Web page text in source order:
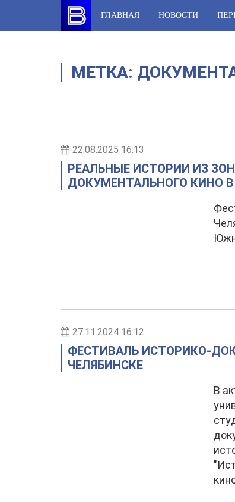
content
ГЛАВНАЯ НОВОСТИ
МЕТКА:
22.08.2025 16:13
РЕАЛЬНЫЕ ИСТОРИИ ИЗ
ДОКУМЕНТАЛЬНОГО КИНО
27.11.2024 16:12
ФЕСТИВАЛЬ ИСТОРИКО-
ЧЕЛЯБИНСКЕ
В